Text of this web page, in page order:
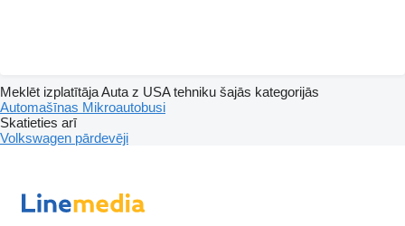
Meklēt izplatītāja Auta z USA tehniku šajās kategorijās
Automašīnas Mikroautobusi
Skatieties arī
Volkswagen pārdevēji